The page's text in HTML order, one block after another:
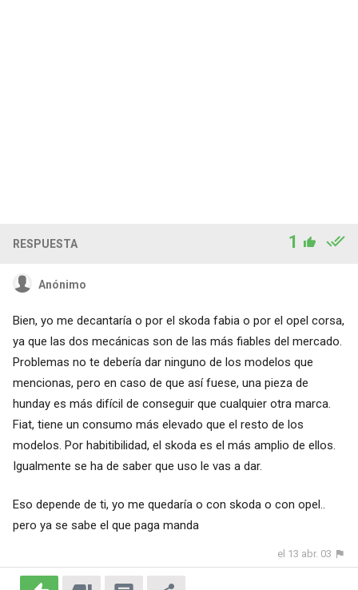
RESPUESTA 1
Anónimo
Bien, yo me decantaría o por el skoda fabia o por el opel corsa,
ya que las dos mecánicas son de las más fiables del mercado.
Problemas no te debería dar ninguno de los modelos que
mencionas, pero en caso de que así fuese, una pieza de
hunday es más difícil de conseguir que cualquier otra marca.
Fiat, tiene un consumo más elevado que el resto de los
modelos. Por habitibilidad, el skoda es el más amplio de ellos.
Igualmente se ha de saber que uso le vas a dar.
Eso depende de ti, yo me quedaría o con skoda o con opel..
pero ya se sabe el que paga manda
el 13 abr. 03